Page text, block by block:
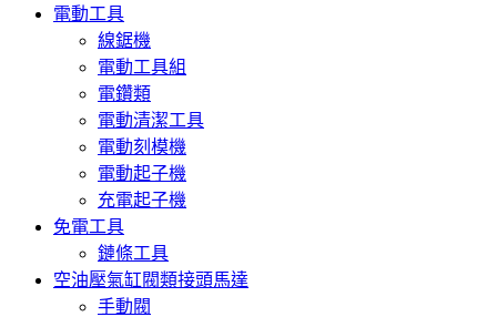
電動工具
線鋸機
電動工具組
電鑽類
電動清潔工具
電動刻模機
電動起子機
充電起子機
免電工具
鏈條工具
空油壓氣缸閥類接頭馬達
手動閥